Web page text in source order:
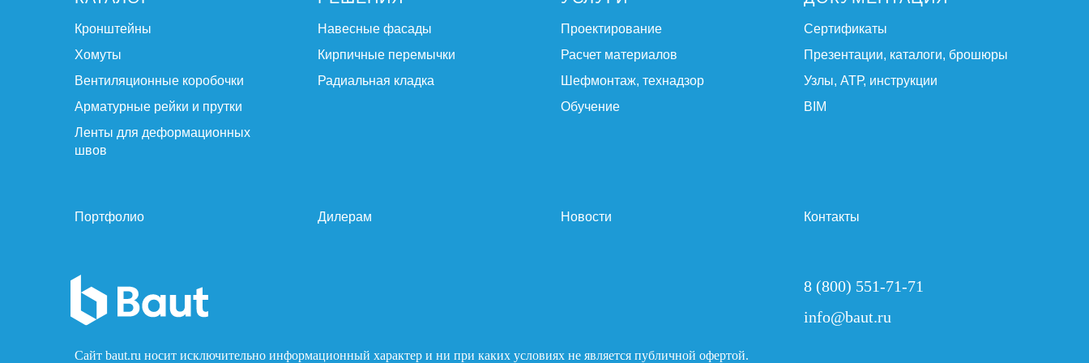
Кронштейны
Хомуты
Вентиляционные коробочки
Арматурные рейки и прутки
Ленты для деформационных
швов
Навесные фасады
Кирпичные перемычки
Радиальная кладка
Проектирование
Расчет материалов
Шефмонтаж, технадзор
Обучение
Сертификаты
Презентации, каталоги, брошюры
Узлы, АТР, инструкции
BIM
Портфолио Дилерам Новости Контакты
8 (800) 551-71-71
info@baut.ru
Сайт baut.ru носит исключительно информационный характер и ни при каких условиях не является публичной офертой.